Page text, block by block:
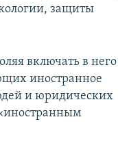
защиты
включать в него
иностранное
и юридических